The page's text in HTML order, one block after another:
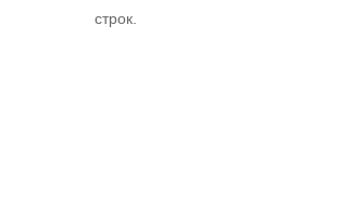
строк.